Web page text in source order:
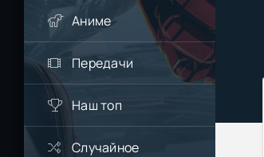
Аниме
Передачи
Наш топ
Случайное